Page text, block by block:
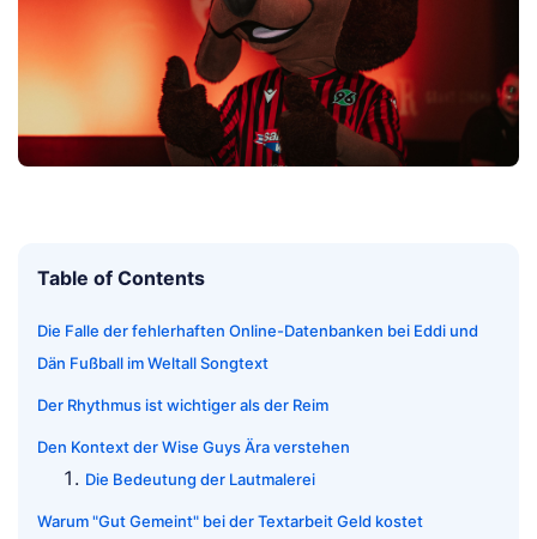
Table of Contents
Die Falle der fehlerhaften Online-Datenbanken bei Eddi und
Dän Fußball im Weltall Songtext
Der Rhythmus ist wichtiger als der Reim
Den Kontext der Wise Guys Ära verstehen
Die Bedeutung der Lautmalerei
Warum "Gut Gemeint" bei der Textarbeit Geld kostet